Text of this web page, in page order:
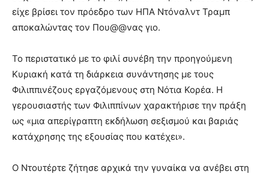
είχε βρίσει τον πρόεδρο των ΗΠΑ Ντόναλντ Τραμπ
αποκαλώντας τον Που@@νας γιο.
Το περιστατικό με το φιλί συνέβη την προηγούμενη
Κυριακή κατά τη διάρκεια συνάντησης με τους
Φιλιππινέζους εργαζόμενους στη Νότια Κορέα. Η
γερουσιαστής των Φιλιππίνων χαρακτήρισε την πράξη
ως «μια απερίγραπτη εκδήλωση σεξισμού και βαριάς
κατάχρησης της εξουσίας που κατέχει».
Ο Ντουτέρτε ζήτησε αρχικά την γυναίκα να ανέβει στη